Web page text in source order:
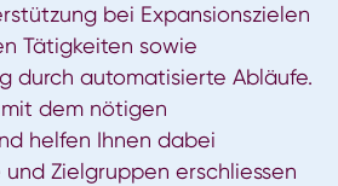
bei Expansionszielen
Tätigkeiten sowie
durch automatisierte Abläufe.
dem nötigen
helfen Ihnen dabei
Zielgruppen erschliessen